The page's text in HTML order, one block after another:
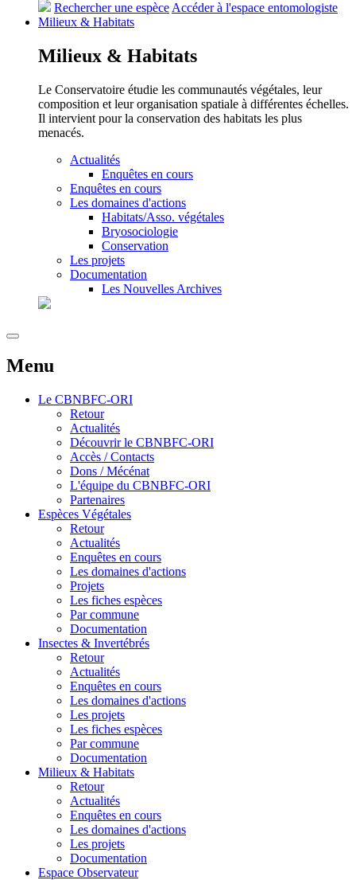
Rechercher une espèce Accéder à l'espace entomologiste
Milieux & Habitats
Milieux & Habitats
Le Conservatoire étudie les communautés végétales, leur
composition et leur organisation spatiale à différentes échelles.
Il intervient pour la conservation des habitats les plus
menacés.
Actualités
Enquêtes en cours
Enquêtes en cours
Les domaines d'actions
Habitats/Asso. végétales
Bryosociologie
Conservation
Les projets
Documentation
Les Nouvelles Archives
Menu
Le CBNBFC-ORI
Retour
Actualités
Découvrir le CBNBFC-ORI
Accès / Contacts
Dons / Mécénat
L'équipe du CBNBFC-ORI
Partenaires
Espèces Végétales
Retour
Actualités
Enquêtes en cours
Les domaines d'actions
Projets
Les fiches espèces
Par commune
Documentation
Insectes & Invertébrés
Retour
Actualités
Enquêtes en cours
Les domaines d'actions
Les projets
Les fiches espèces
Par commune
Documentation
Milieux & Habitats
Retour
Actualités
Enquêtes en cours
Les domaines d'actions
Les projets
Documentation
Espace Observateur